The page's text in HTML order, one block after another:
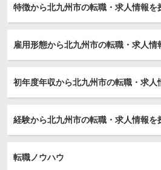
特徴から北九州市の転職・求人情報を
雇用形態から北九州市の転職・求人情
初年度年収から北九州市の転職・求人
経験から北九州市の転職・求人情報を
転職ノウハウ